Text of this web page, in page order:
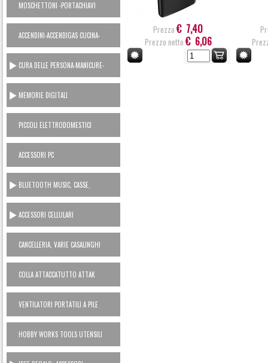
MOSCHETTONI -PORTACHIAVI
ACCENDINI-ACCENDIGAS CUCINA-
RICARICA GAS
CURA DELLE PERSONA-MANICURE-
LAMETTE
MEMORIE DIGITALI
PICCOLI ELETTRODOMESTICI
AC230V
ACCESSORI PC
BLUETOOTH MUSIC, CASSE,
CUFFIE, MICROFONI, RADIO...
ACCESSORI CELLULARI
SMARTPHONES
CANCELLERIA, VARIE CASALINGHI
COLLA ATTACCATUTTO ATTAK
VENTILATORI PORTATILI A PILE
HOBBY WORKS TOOLS UTENSILI
CASA
Prezzo € 7,40
Prezzo netto € 6,06